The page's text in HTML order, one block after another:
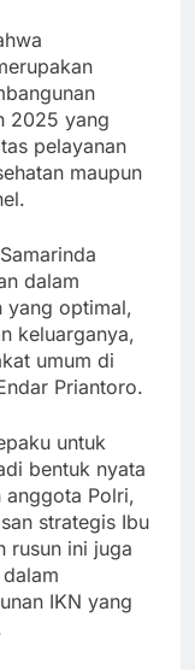
2025 yang
pelayanan
maupun
dalam
yang optimal,
keluarganya,
umum di
Priantoro.
untuk
bentuk nyata
anggota Polri,
strategis Ibu
rusun ini juga
IKN yang